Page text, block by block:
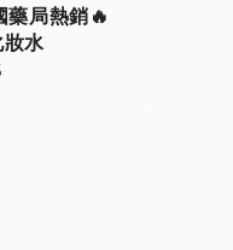
局熱銷🔥
水